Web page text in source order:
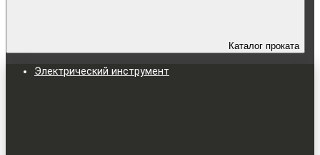
Каталог проката
Электрический инструмент